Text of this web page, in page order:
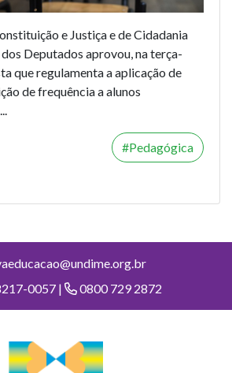
e Justiça e de Cidadania
Deputados aprovou, na terça-
que regulamenta a aplicação de
de frequência a alunos
Pedagógica
0057 |
0800 729 2872